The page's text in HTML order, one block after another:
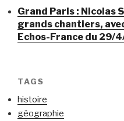
Grand Paris : Nicolas
grands chantiers,
Echos-France du 29/
TAGS
histoire
géographie